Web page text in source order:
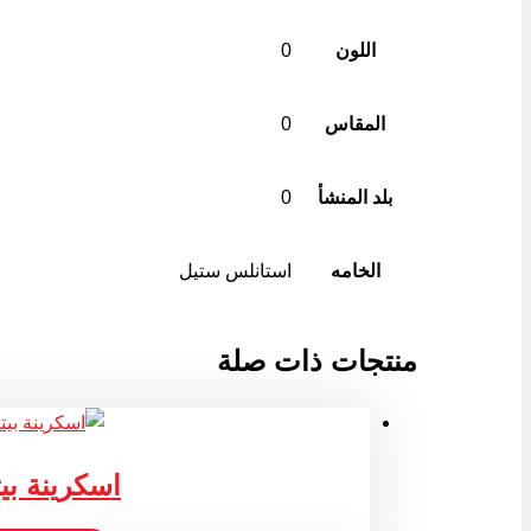
اللون 0
المقاس 0
بلد المنشأ 0
الخامه استانلس ستيل
منتجات ذات صلة
اسكرينة